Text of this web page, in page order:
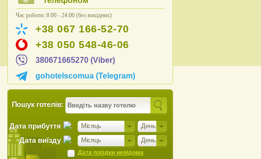
Час роботи: 8:00 - 24:00 (без вихідних)
+38 067 166-52-70
+38 050 548-46-06
380671665270 (Viber)
gohotelscomua (Telegram)
Пошук готелів:
Місяць День
Дата прибуття
Місяць День
Дата виїзду
Дата поїздки невідома